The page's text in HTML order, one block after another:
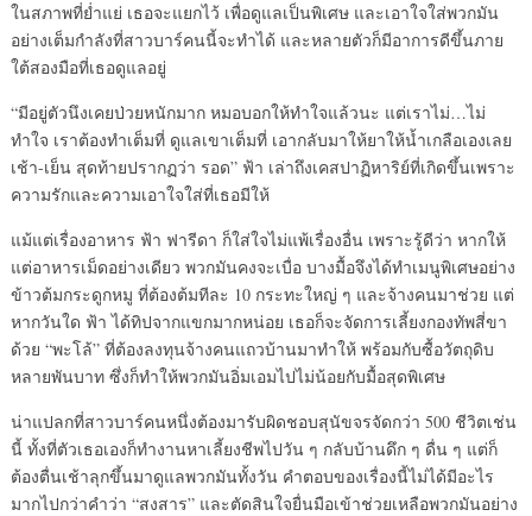
ในสภาพที่ย่ำแย่ เธอจะแยกไว้ เพื่อดูแลเป็นพิเศษ และเอาใจใส่พวกมัน
อย่างเต็มกำลังที่สาวบาร์คนนี้จะทำได้ และหลายตัวก็มีอาการดีขึ้นภาย
ใต้สองมือที่เธอดูแลอยู่
“มีอยู่ตัวนึงเคยป่วยหนักมาก หมอบอกให้ทำใจแล้วนะ แต่เราไม่…ไม่
ทำใจ เราต้องทำเต็มที่ ดูแลเขาเต็มที่ เอากลับมาให้ยาให้น้ำเกลือเองเลย
เช้า-เย็น สุดท้ายปรากฏว่า รอด” ฟ้า เล่าถึงเคสปาฏิหาริย์ที่เกิดขึ้นเพราะ
ความรักและความเอาใจใส่ที่เธอมีให้
แม้แต่เรื่องอาหาร ฟ้า ฟารีดา ก็ใส่ใจไม่แพ้เรื่องอื่น เพราะรู้ดีว่า หากให้
แต่อาหารเม็ดอย่างเดียว พวกมันคงจะเบื่อ บางมื้อจึงได้ทำเมนูพิเศษอย่าง
ข้าวต้มกระดูกหมู ที่ต้องต้มทีละ 10 กระทะใหญ่ ๆ และจ้างคนมาช่วย แต่
หากวันใด ฟ้า ได้ทิปจากแขกมากหน่อย เธอก็จะจัดการเลี้ยงกองทัพสี่ขา
ด้วย “พะโล้” ที่ต้องลงทุนจ้างคนแถวบ้านมาทำให้ พร้อมกับซื้อวัตถุดิบ
หลายพันบาท ซึ่งก็ทำให้พวกมันอิ่มเอมไปไม่น้อยกับมื้อสุดพิเศษ
น่าแปลกที่สาวบาร์คนหนึ่งต้องมารับผิดชอบสุนัขจรจัดกว่า 500 ชีวิตเช่น
นี้ ทั้งที่ตัวเธอเองก็ทำงานหาเลี้ยงชีพไปวัน ๆ กลับบ้านดึก ๆ ดื่น ๆ แต่ก็
ต้องตื่นเช้าลุกขึ้นมาดูแลพวกมันทั้งวัน คำตอบของเรื่องนี้ไม่ได้มีอะไร
มากไปกว่าคำว่า “สงสาร” และตัดสินใจยื่นมือเข้าช่วยเหลือพวกมันอย่าง